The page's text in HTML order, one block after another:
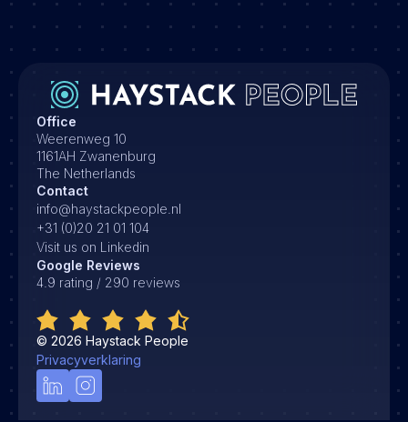
Office
Weerenweg 10
1161AH Zwanenburg
The Netherlands
Contact
info@haystackpeople.nl
+31 (0)20 21 01 104
Visit us on Linkedin
Google Reviews
4.9 rating / 290 reviews
© 2026 Haystack People
Privacyverklaring